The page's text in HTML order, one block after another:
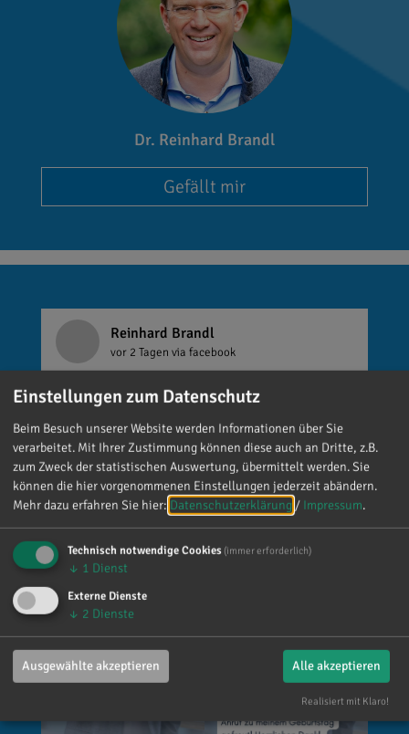
Dr. Reinhard Brandl
Gefällt mir
Reinhard Brandl
vor 2 Tagen via facebook
Mein meistgenutztes Wort am Samstag war:
„Danke!“ 😊 Vielen Dank für die zahlreichen
Glückwünsche, Nachrichten, Anrufe und die
vielen lieben Worte. Ich habe mich wirklich
über jede einzelne Aufmerksamkeit gefreut. Es
ist alles andere als selbstverständlich, dass sich
so viele Menschen die Zeit nehmen, an einen zu
denken. Umso mehr weiß ich das zu schätzen.
Einstellungen zum Datenschutz
Beim Besuch unserer Website werden Informationen über Sie
verarbeitet. Mit Ihrer Zustimmung können diese auch an Dritte, z.B.
zum Zweck der statistischen Auswertung, übermittelt werden. Sie
können die hier vorgenommenen Einstellungen jederzeit abändern.
Mehr dazu erfahren Sie hier: Datenschutzerklärung / Impressum.
Technisch notwendige Cookies (immer erforderlich)
↓ 1 Dienst
Externe Dienste
↓ 2 Dienste
Ausgewählte akzeptieren Alle akzeptieren
Realisiert mit Klaro!